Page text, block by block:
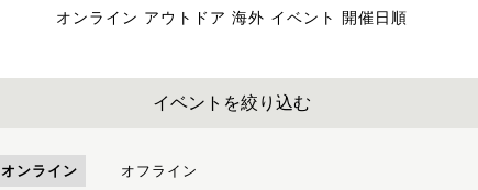
オンライン アウトドア 海外 イベント 開催日順
イベントを絞り込む
オンライン オフライン